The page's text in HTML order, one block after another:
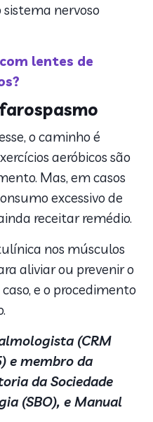
nervoso
lentes de
o caminho é
aeróbicos são
Mas, em casos
excessivo de
receitar remédio.
nos músculos
aliviar ou prevenir o
e o procedimento
(CRM
e membro da
da Sociedade
(SBO), e Manual